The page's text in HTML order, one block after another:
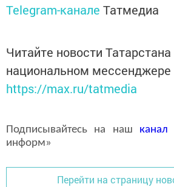
Telegram-канале Татмедиа
Читайте новости Татарстана
национальном
https://max.ru/tatmedia
Подписывайтесь на наш канал
информ»
Перейти на страницу